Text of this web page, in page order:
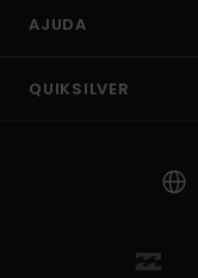
AJUDA
QUIKSILVER